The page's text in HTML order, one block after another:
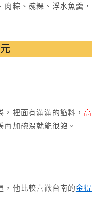
肉粽、碗粿、浮水魚羹
，裡面有滿滿的餡料，
加碗湯就能很飽。
，他比較喜歡台南的金